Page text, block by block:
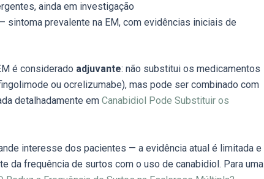
ainda em investigação
sintoma prevalente na EM, com evidências iniciais de
é considerado adjuvante: não substitui os medicamentos
ou ocrelizumabe), mas pode ser combinado com
detalhadamente em Canabidiol Pode Substituir os
interesse dos pacientes — a evidência atual é limitada e
da frequência de surtos com o uso de canabidiol. Para uma